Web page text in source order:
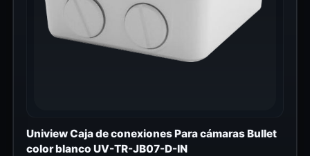
Uniview Caja de conexiones Para cámaras Bullet
color blanco UV-TR-JB07-D-IN